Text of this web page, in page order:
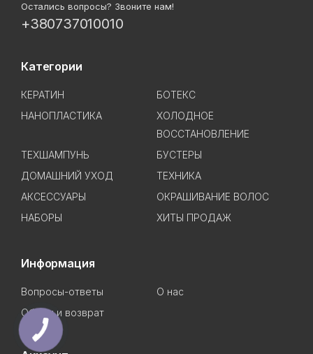
Остались вопросы? Звоните нам!
+380737010010
Категории
КЕРАТИН
БОТЕКС
НАНОПЛАСТИКА
ХОЛОДНОЕ
ВОССТАНОВЛЕНИЕ
ТЕХШАМПУНЬ
БУСТЕРЫ
ДОМАШНИЙ УХОД
ТЕХНИКА
АКСЕССУАРЫ
ОКРАШИВАНИЕ ВОЛОС
НАБОРЫ
ХИТЫ ПРОДАЖ
Информация
Вопросы-ответы
О нас
Обмен и возврат